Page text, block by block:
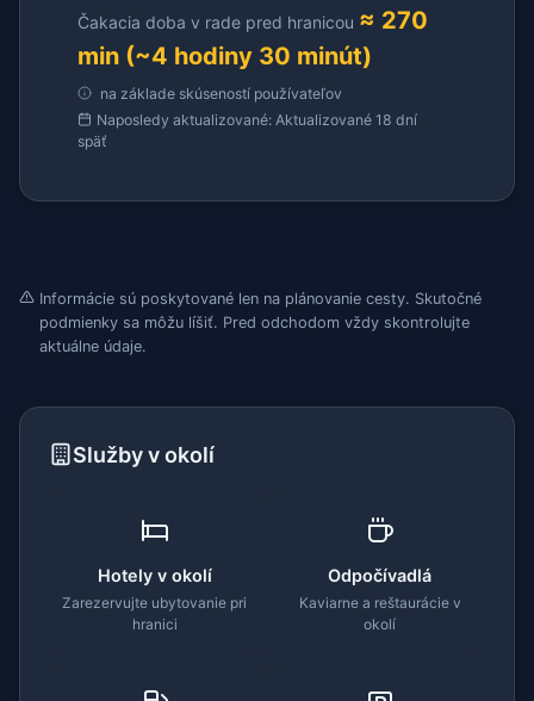
Čakacia doba v rade pred hranicou ≈ 270
min (~4 hodiny 30 minút)
na základe skúseností používateľov
Naposledy aktualizované: Aktualizované 18 dní
späť
Informácie sú poskytované len na plánovanie cesty. Skutočné
podmienky sa môžu líšiť. Pred odchodom vždy skontrolujte
aktuálne údaje.
Služby v okolí
Hotely v okolí
Zarezervujte ubytovanie pri
hranici
Odpočívadlá
Kaviarne a reštaurácie v
okolí